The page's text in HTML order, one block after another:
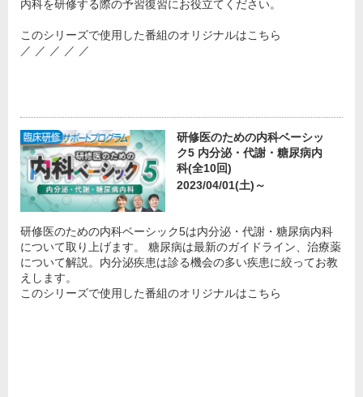
内科を研修する際の予習復習にお役立てください。
このシリーズで使用した番組のオリジナルはこちら
／ ／ ／ ／ ／
研修医のための内科ベーシッ
ク5 内分泌・代謝・糖尿病内
科(全10回)
2023/04/01(土)～
研修医のための内科ベーシック5は内分泌・代謝・糖尿病内科
について取り上げます。 糖尿病は最新のガイドライン、治療薬
について解説。内分泌疾患は診る機会の多い疾患に絞ってお教
えします。
このシリーズで使用した番組のオリジナルはこちら